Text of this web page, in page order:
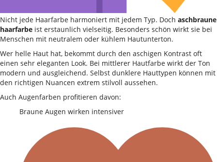
Nicht jede Haarfarbe harmoniert mit jedem Typ. Doch aschbraune
haarfarbe ist erstaunlich vielseitig. Besonders schön wirkt sie bei
Menschen mit neutralem oder kühlem Hautunterton.
Wer helle Haut hat, bekommt durch den aschigen Kontrast oft
einen sehr eleganten Look. Bei mittlerer Hautfarbe wirkt der Ton
modern und ausgleichend. Selbst dunklere Hauttypen können mit
den richtigen Nuancen extrem stilvoll aussehen.
Auch Augenfarben profitieren davon:
Braune Augen wirken intensiver